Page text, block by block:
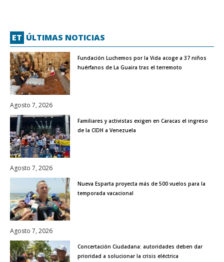
ET ÚLTIMAS NOTICIAS
Fundación Luchemos por la Vida acoge a 37 niños
huérfanos de La Guaira tras el terremoto
Agosto 7, 2026
Familiares y activistas exigen en Caracas el ingreso
de la CIDH a Venezuela
Agosto 7, 2026
Nueva Esparta proyecta más de 500 vuelos para la
temporada vacacional
Agosto 7, 2026
Concertación Ciudadana: autoridades deben dar
prioridad a solucionar la crisis eléctrica